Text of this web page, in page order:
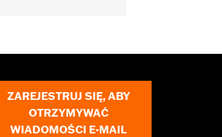
ZAREJESTRUJ SIĘ, ABY
OTRZYMYWAĆ
WIADOMOŚCI E-MAIL